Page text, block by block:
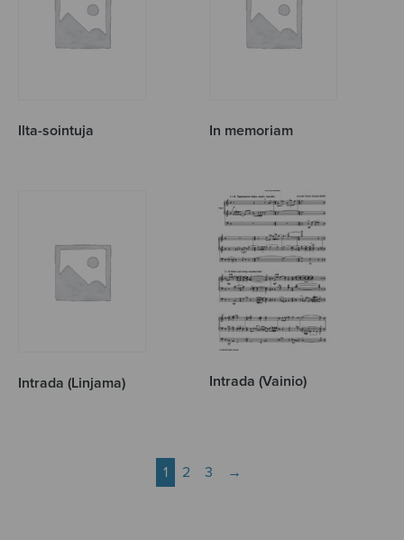
Ilta-sointuja In memoriam
Intrada (Linjama) Intrada (Vainio)
1 2 3 →